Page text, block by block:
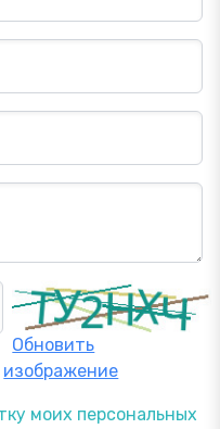
Обновить
изображение
моих персональных